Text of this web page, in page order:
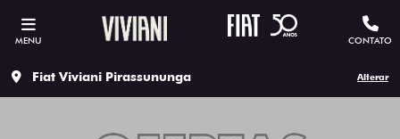
MENU CONTATO
Fiat Viviani Pirassununga Alterar